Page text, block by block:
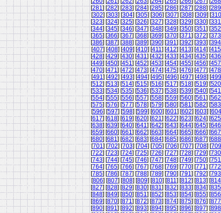
[281] [282] [283] [284] [285] [286] [287] [288] [289
[302] [303] [304] [305] [306] [307] [308] [309] [310
[323] [324] [325] [326] [327] [328] [329] [330] [331
[344] [345] [346] [347] [348] [349] [350] [351] [352
[365] [366] [367] [368] [369] [370] [371] [372] [373
[386] [387] [388] [389] [390] [391] [392] [393] [394
[407] [408] [409] [410] [411] [412] [413] [414] [415
[428] [429] [430] [431] [432] [433] [434] [435] [436
[449] [450] [451] [452] [453] [454] [455] [456] [457
[470] [471] [472] [473] [474] [475] [476] [477] [478
[491] [492] [493] [494] [495] [496] [497] [498] [499
[512] [513] [514] [515] [516] [517] [518] [519] [520
[533] [534] [535] [536] [537] [538] [539] [540] [541
[554] [555] [556] [557] [558] [559] [560] [561] [562
[575] [576] [577] [578] [579] [580] [581] [582] [583
[596] [597] [598] [599] [600] [601] [602] [603] [604
[617] [618] [619] [620] [621] [622] [623] [624] [625
[638] [639] [640] [641] [642] [643] [644] [645] [646
[659] [660] [661] [662] [663] [664] [665] [666] [667
[680] [681] [682] [683] [684] [685] [686] [687] [688
[701] [702] [703] [704] [705] [706] [707] [708] [709
[722] [723] [724] [725] [726] [727] [728] [729] [730
[743] [744] [745] [746] [747] [748] [749] [750] [751
[764] [765] [766] [767] [768] [769] [770] [771] [772
[785] [786] [787] [788] [789] [790] [791] [792] [793
[806] [807] [808] [809] [810] [811] [812] [813] [814
[827] [828] [829] [830] [831] [832] [833] [834] [835
[848] [849] [850] [851] [852] [853] [854] [855] [856
[869] [870] [871] [872] [873] [874] [875] [876] [877
[890] [891] [892] [893] [894] [895] [896] [897] [898